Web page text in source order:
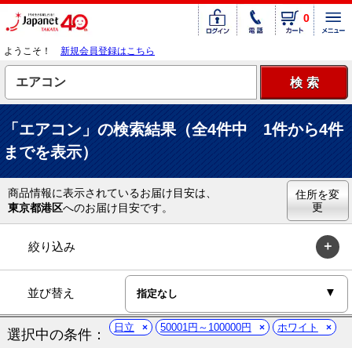
0
ようこそ！ 新規会員登録はこちら
「エアコン」の検索結果（全4件中 1件から4件
までを表示）
商品情報に表示されているお届け目安は、
東京都港区へのお届け目安です。
住所を変
更
絞り込み
並び替え
選択中の条件： 日立 50001円～100000円 ホワイト